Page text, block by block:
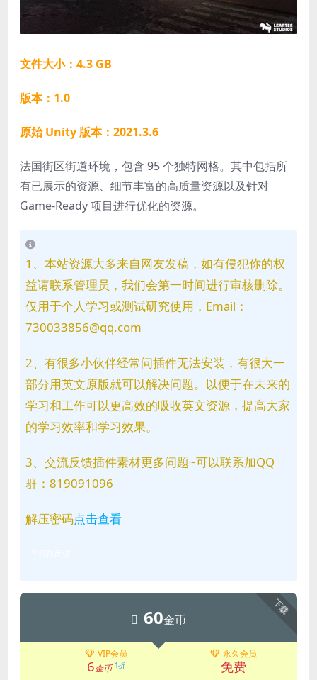
文件大小：4.3 GB
版本：1.0
原始 Unity 版本：2021.3.6
法国街区街道环境，包含 95 个独特网格。其中包括所
有已展示的资源、细节丰富的高质量资源以及针对
Game-Ready 项目进行优化的资源。
1、本站资源大多来自网友发稿，如有侵犯你的权
益请联系管理员，我们会第一时间进行审核删除。
仅用于个人学习或测试研究使用，Email：
730033856@qq.com
2、有很多小伙伴经常问插件无法安装，有很大一
部分用英文原版就可以解决问题。以便于在未来的
学习和工作可以更高效的吸收英文资源，提高大家
的学习效率和学习效果。
3、交流反馈插件素材更多问题~可以联系加QQ
群：819091096
解压密码点击查看
下载
60金币
VIP会员
6金币 1折
永久会员
免费